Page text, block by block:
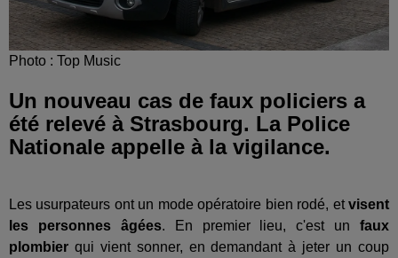
Photo : Top Music
Un nouveau cas de faux policiers a
été relevé à Strasbourg. La Police
Nationale appelle à la vigilance.
Les usurpateurs ont un mode opératoire bien rodé, etvisent
les personnes âgées. En premier lieu, c'est un faux
plombier qui vient sonner, en demandant à jeter un coup